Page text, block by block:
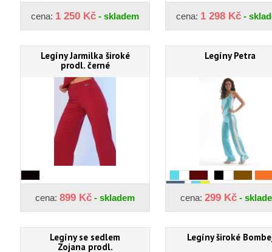
cena: 1 250 Kč - skladem cena: 1 298 Kč -
Legíny Jarmilka široké
prodl. černé
cena: 899 Kč - skladem
Legíny Petra
cena: 299 Kč -
Legíny se sedlem
Zojana prodl.
Legíny široké